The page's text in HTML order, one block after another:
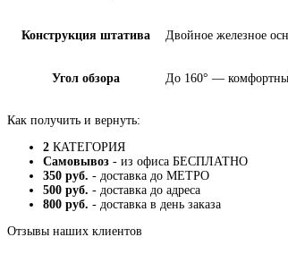
Конструкция штатива Двойное железное
Угол обзора До 160° —
Как получить и вернуть:
2 КАТЕГОРИЯ
Самовывоз - из офиса БЕСПЛАТНО
350 руб. - доставка до МЕТРО
500 руб. - доставка до адреса
800 руб. - доставка в день заказа
Отзывы наших клиентов